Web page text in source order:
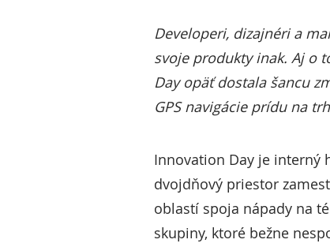
Developeri, dizajnéri a
svoje produkty inak. Aj o
Day opäť dostala šancu
GPS navigácie prídu na
Innovation Day je interný
dvojdňový priestor
oblastí spoja nápady na
skupiny, ktoré bežne